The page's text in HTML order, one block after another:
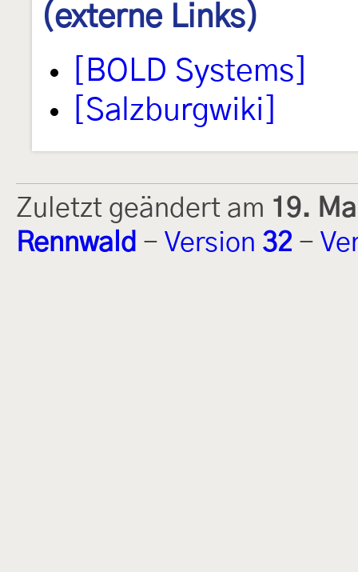
(externe Links)
[BOLD Systems]
[Salzburgwiki]
Zuletzt geändert am 19.
Rennwald - Version 32 -